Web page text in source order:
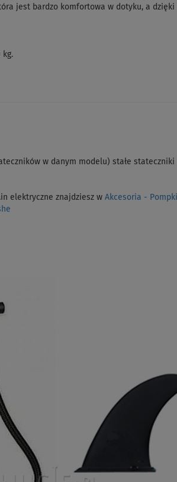
jest bardzo komfortowa w dotyku, a
kg.
w danym modelu) stałe
elektryczne znajdziesz w Akcesoria - Pompki